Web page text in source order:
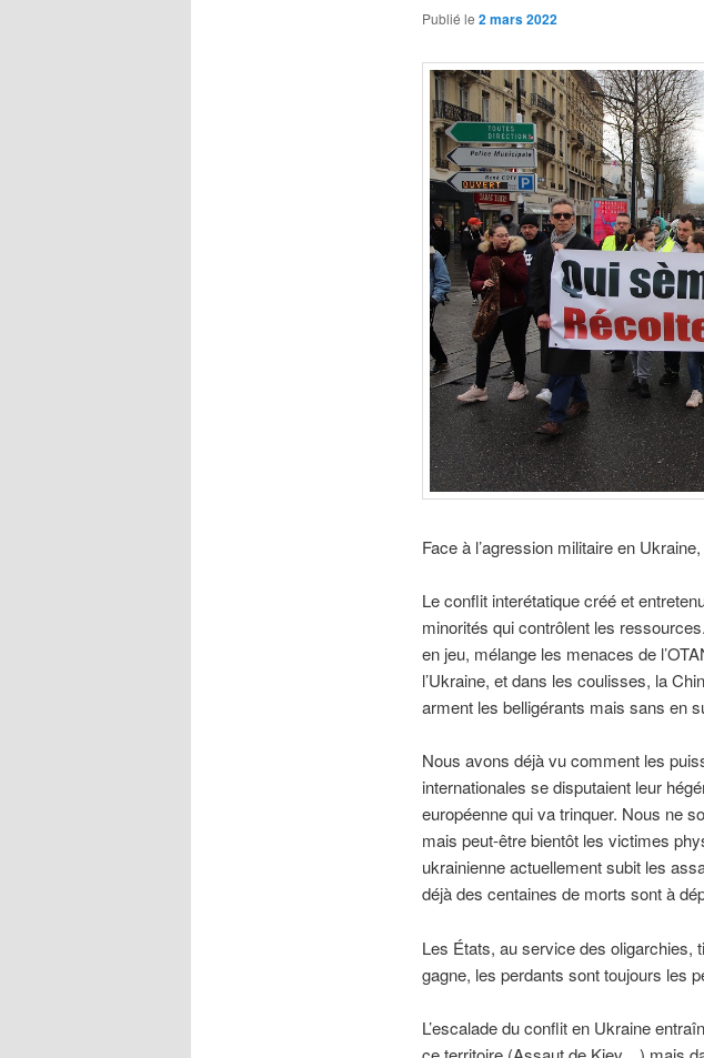
Publié le 2 mars 2022
Face à l’agression militaire en
Le conflit interétatique créé et
minorités qui contrôlent les
en jeu, mélange les menaces de
l’Ukraine, et dans les coulisses, la
arment les belligérants mais sans en
Nous avons déjà vu comment les
internationales se disputaient leur
européenne qui va trinquer. Nous ne
mais peut-être bientôt les victimes
ukrainienne actuellement subit les
déjà des centaines de morts sont à
Les États, au service des oligarchies,
gagne, les perdants sont toujours les
L’escalade du conflit en Ukraine